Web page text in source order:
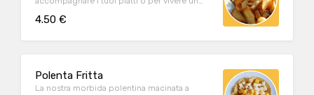
4.50 €
Polenta Fritta
La nostra morbida polentina macinata a